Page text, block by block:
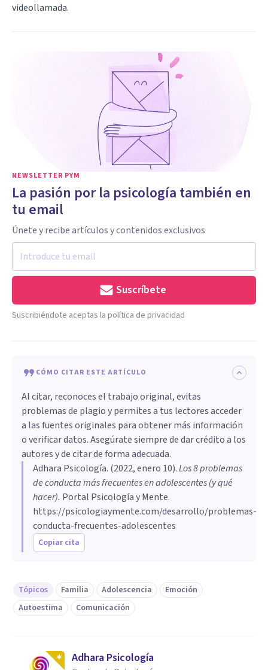
videollamada.
NEWSLETTER PYM
La pasión por la psicología también en
tu email
Únete y recibe artículos y contenidos exclusivos
Suscríbete
Suscribiéndote aceptas la política de privacidad
CÓMO CITAR ESTE ARTÍCULO
Al citar, reconoces el trabajo original, evitas
problemas de plagio y permites a tus lectores acceder
a las fuentes originales para obtener más información
o verificar datos. Asegúrate siempre de dar crédito a los
autores y de citar de forma adecuada.
Adhara Psicología. (2022, enero 10).Los 8 problemas
de conducta más frecuentes en adolescentes (y qué
hacer). Portal Psicología y Mente.
https://psicologiaymente.com/desarrollo/problemas-
conducta-frecuentes-adolescentes
Copiar cita
Tópicos Familia Adolescencia
Emoción
Autoestima
Comunicación
Adhara Psicología